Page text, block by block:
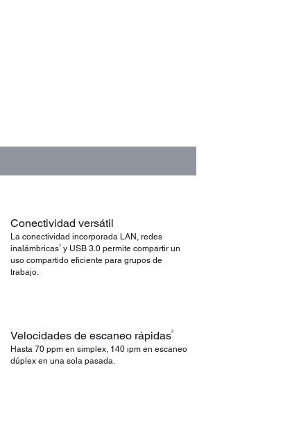
Conectividad versátil
La conectividad incorporada LAN, redes
inalámbricas3y USB 3.0 permite compartir un
uso compartido eficiente para grupos de
trabajo.
Velocidades de escaneo rápidas2
Hasta 70 ppm en simplex, 140 ipm en escaneo
dúplex en una sola pasada.